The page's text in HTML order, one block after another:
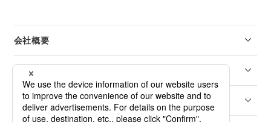
会社概要
リーガル
カスタマーサービス